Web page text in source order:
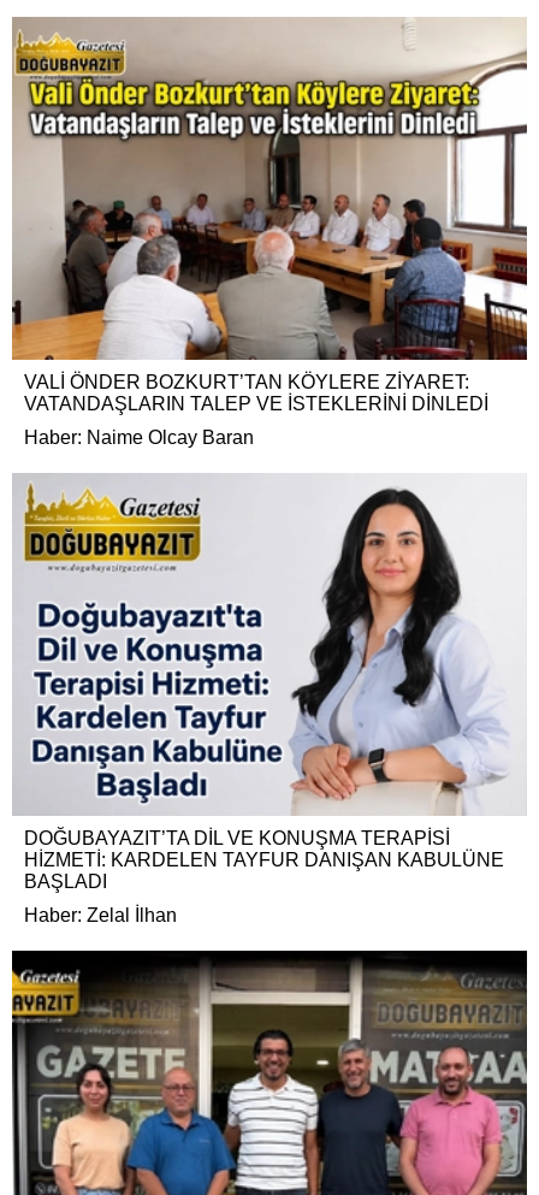
VALİ ÖNDER BOZKURT’TAN KÖYLERE ZİYARET:
VATANDAŞLARIN TALEP VE İSTEKLERİNİ DİNLEDİ
Haber: Naime Olcay Baran
DOĞUBAYAZIT’TA DİL VE KONUŞMA TERAPİSİ
HİZMETİ: KARDELEN TAYFUR DANIŞAN KABULÜNE
BAŞLADI
Haber: Zelal İlhan